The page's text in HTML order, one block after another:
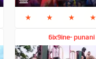
★ ★ ★ ★
6ix9ine- punani